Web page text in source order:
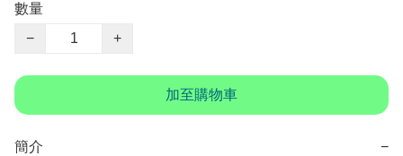
數量
−
+
加至購物車
簡介 −